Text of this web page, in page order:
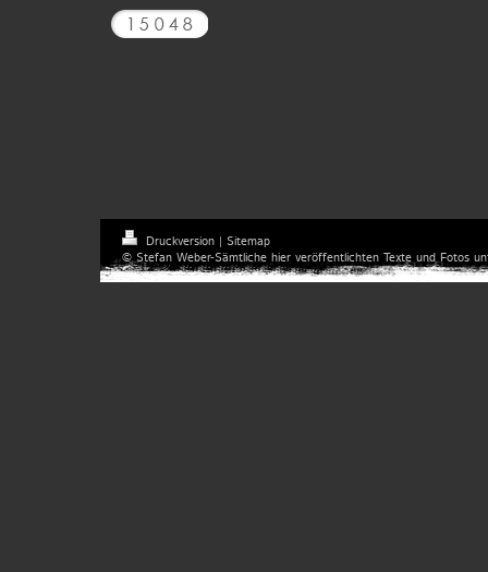
Druckversion | Sitemap
© Stefan Weber-Sämtliche hier veröffentlichten Texte und Fotos